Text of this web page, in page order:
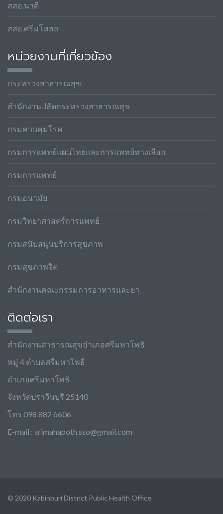
สสอ.นาดี
สสอ.ศรีมโหสถ
หน่วยงานที่เกี่ยวข้อง
กระทรวงสาธารณสุข
สำนักงานปลัดกระทรวงสาธารณสุข
กรมควบคุมโรค
กรมการแพทย์แผนไทยและการแพทย์ทางเลือก
กรมการแพทย์
กรมอนามัย
กรมวิทยาศาสตร์การแพทย์
กรมสนับสนุนบริการสุขภาพ
กรมสุขภาพจิต
สำนักงานคณะกรรมการอาหารและยา
ติดต่อเรา
สำนักงานสาธารณสุขอำเภอศรีมหาโพธิ
หมู่ 4 ตำบลศรีมหาโพธิ
อำเภอศรีมหาโพธิ
จังหวัดปราจีนบุรี 25140
โทร 098 882 6606
E-mail : srimahapoth.sso@gmail.com
© 2020 Kabinburi District Public Health Office.